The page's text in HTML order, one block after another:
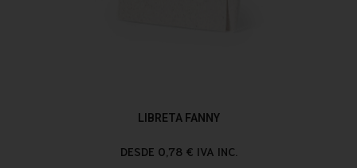
LIBRETA FANNY
DESDE 0,78 € IVA INC.